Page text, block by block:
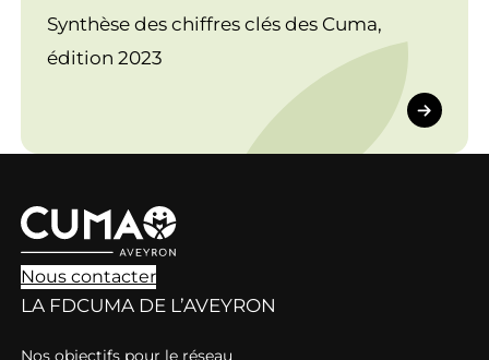
Synthèse des chiffres clés des Cuma,
édition 2023
Nous contacter
LA FDCUMA DE L’AVEYRON
Nos objectifs pour le réseau